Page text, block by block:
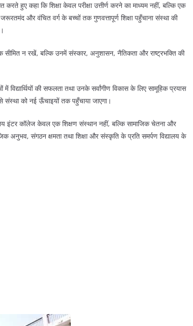
करते हुए कहा कि शिक्षा केवल परीक्षा उत्तीर्ण करने का माध्यम नहीं, बल्कि एक
और वंचित वर्ग के बच्चों तक गुणवत्तापूर्ण शिक्षा पहुँचाना संस्था की
तक सीमित न रखें, बल्कि उनमें संस्कार, अनुशासन, नैतिकता और राष्ट्रभक्ति की
में विद्यार्थियों की सफलता तथा उनके सर्वांगीण विकास के लिए सामूहिक प्रयास
संस्था को नई ऊँचाइयों तक पहुँचाया जाएगा।
इंटर कॉलेज केवल एक शिक्षण संस्थान नहीं, बल्कि सामाजिक चेतना और
अनुभव, संगठन क्षमता तथा शिक्षा और संस्कृति के प्रति समर्पण विद्यालय के